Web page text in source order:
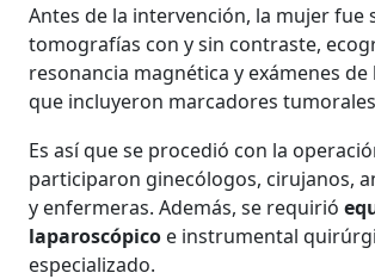
Antes de la intervención, la mujer fue
tomografías con y sin contraste,
resonancia magnética y exámenes
que incluyeron marcadores
Es así que se procedió con la
participaron ginecólogos, cirujanos,
y enfermeras. Además, se requirió
laparoscópico e instrumental
especializado.